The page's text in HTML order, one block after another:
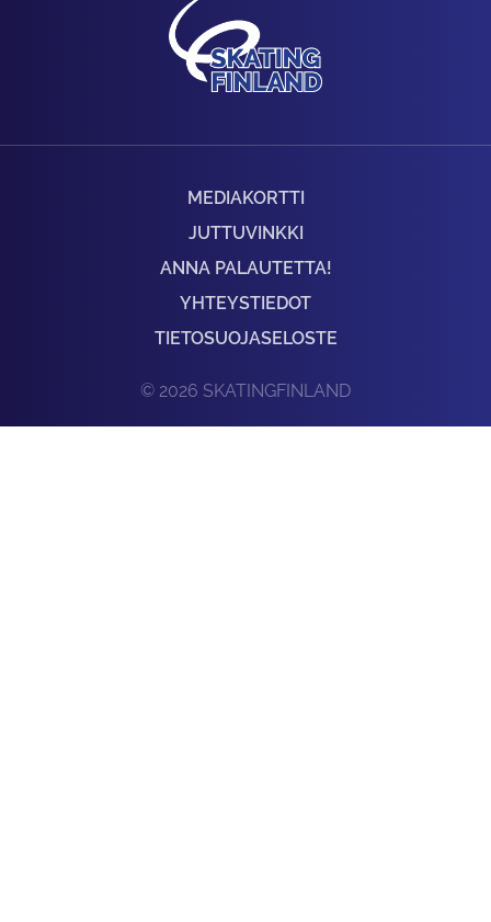
MEDIAKORTTI
JUTTUVINKKI
ANNA PALAUTETTA!
YHTEYSTIEDOT
TIETOSUOJASELOSTE
© 2026 SKATINGFINLAND